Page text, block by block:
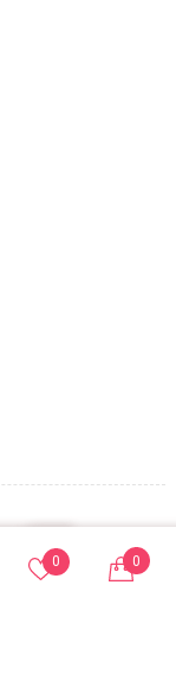
0 0